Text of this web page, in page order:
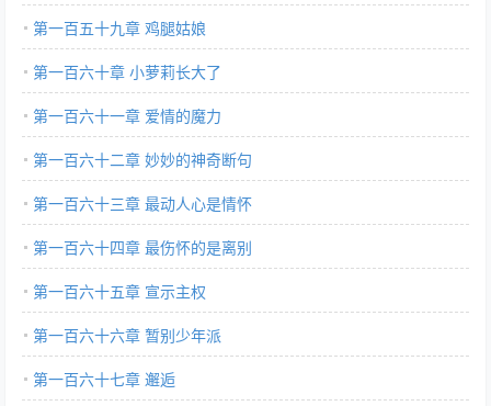
第一百五十九章 鸡腿姑娘
第一百六十章 小萝莉长大了
第一百六十一章 爱情的魔力
第一百六十二章 妙妙的神奇断句
第一百六十三章 最动人心是情怀
第一百六十四章 最伤怀的是离别
第一百六十五章 宣示主权
第一百六十六章 暂别少年派
第一百六十七章 邂逅